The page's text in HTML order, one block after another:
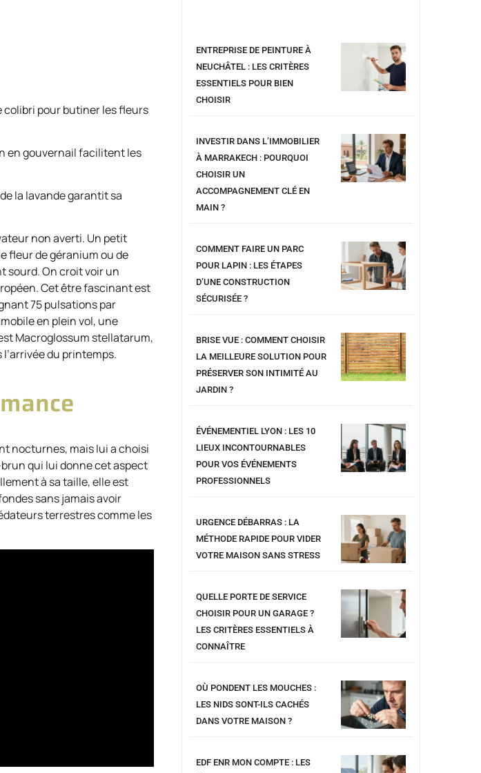
pour butiner les fleurs
en gouvernail facilitent les
la lavande garantit sa
non averti. Un petit
fleur de géranium ou de
sourd. On croit voir un
Cet être fascinant est
75 pulsations par
en plein vol, une
Macroglossum stellatarum,
du printemps.
nocturnes, mais lui a choisi
qui lui donne cet aspect
à sa taille, elle est
sans jamais avoir
terrestres comme les
ENTREPRISE DE PEINTURE À
NEUCHÂTEL : LES CRITÈRES
ESSENTIELS POUR BIEN
CHOISIR
INVESTIR DANS L’IMMOBILIER
À MARRAKECH : POURQUOI
CHOISIR UN
ACCOMPAGNEMENT CLÉ EN
MAIN ?
COMMENT FAIRE UN PARC
POUR LAPIN : LES ÉTAPES
D’UNE CONSTRUCTION
SÉCURISÉE ?
BRISE VUE : COMMENT CHOISIR
LA MEILLEURE SOLUTION POUR
PRÉSERVER SON INTIMITÉ AU
JARDIN ?
ÉVÉNEMENTIEL LYON : LES 10
LIEUX INCONTOURNABLES
POUR VOS ÉVÉNEMENTS
PROFESSIONNELS
URGENCE DÉBARRAS : LA
MÉTHODE RAPIDE POUR VIDER
VOTRE MAISON SANS STRESS
QUELLE PORTE DE SERVICE
CHOISIR POUR UN GARAGE ?
LES CRITÈRES ESSENTIELS À
CONNAÎTRE
OÙ PONDENT LES MOUCHES :
LES NIDS SONT-ILS CACHÉS
DANS VOTRE MAISON ?
EDF ENR MON COMPTE : LES